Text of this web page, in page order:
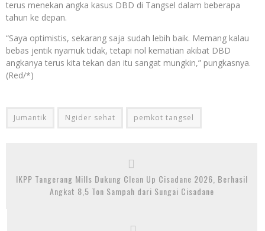
terus menekan angka kasus DBD di Tangsel dalam beberapa
tahun ke depan.
“Saya optimistis, sekarang saja sudah lebih baik. Memang kalau
bebas jentik nyamuk tidak, tetapi nol kematian akibat DBD
angkanya terus kita tekan dan itu sangat mungkin,” pungkasnya.
(Red/*)
Jumantik Ngider sehat pemkot tangsel
IKPP Tangerang Mills Dukung Clean Up Cisadane 2026, Berhasil
Angkat 8,5 Ton Sampah dari Sungai Cisadane